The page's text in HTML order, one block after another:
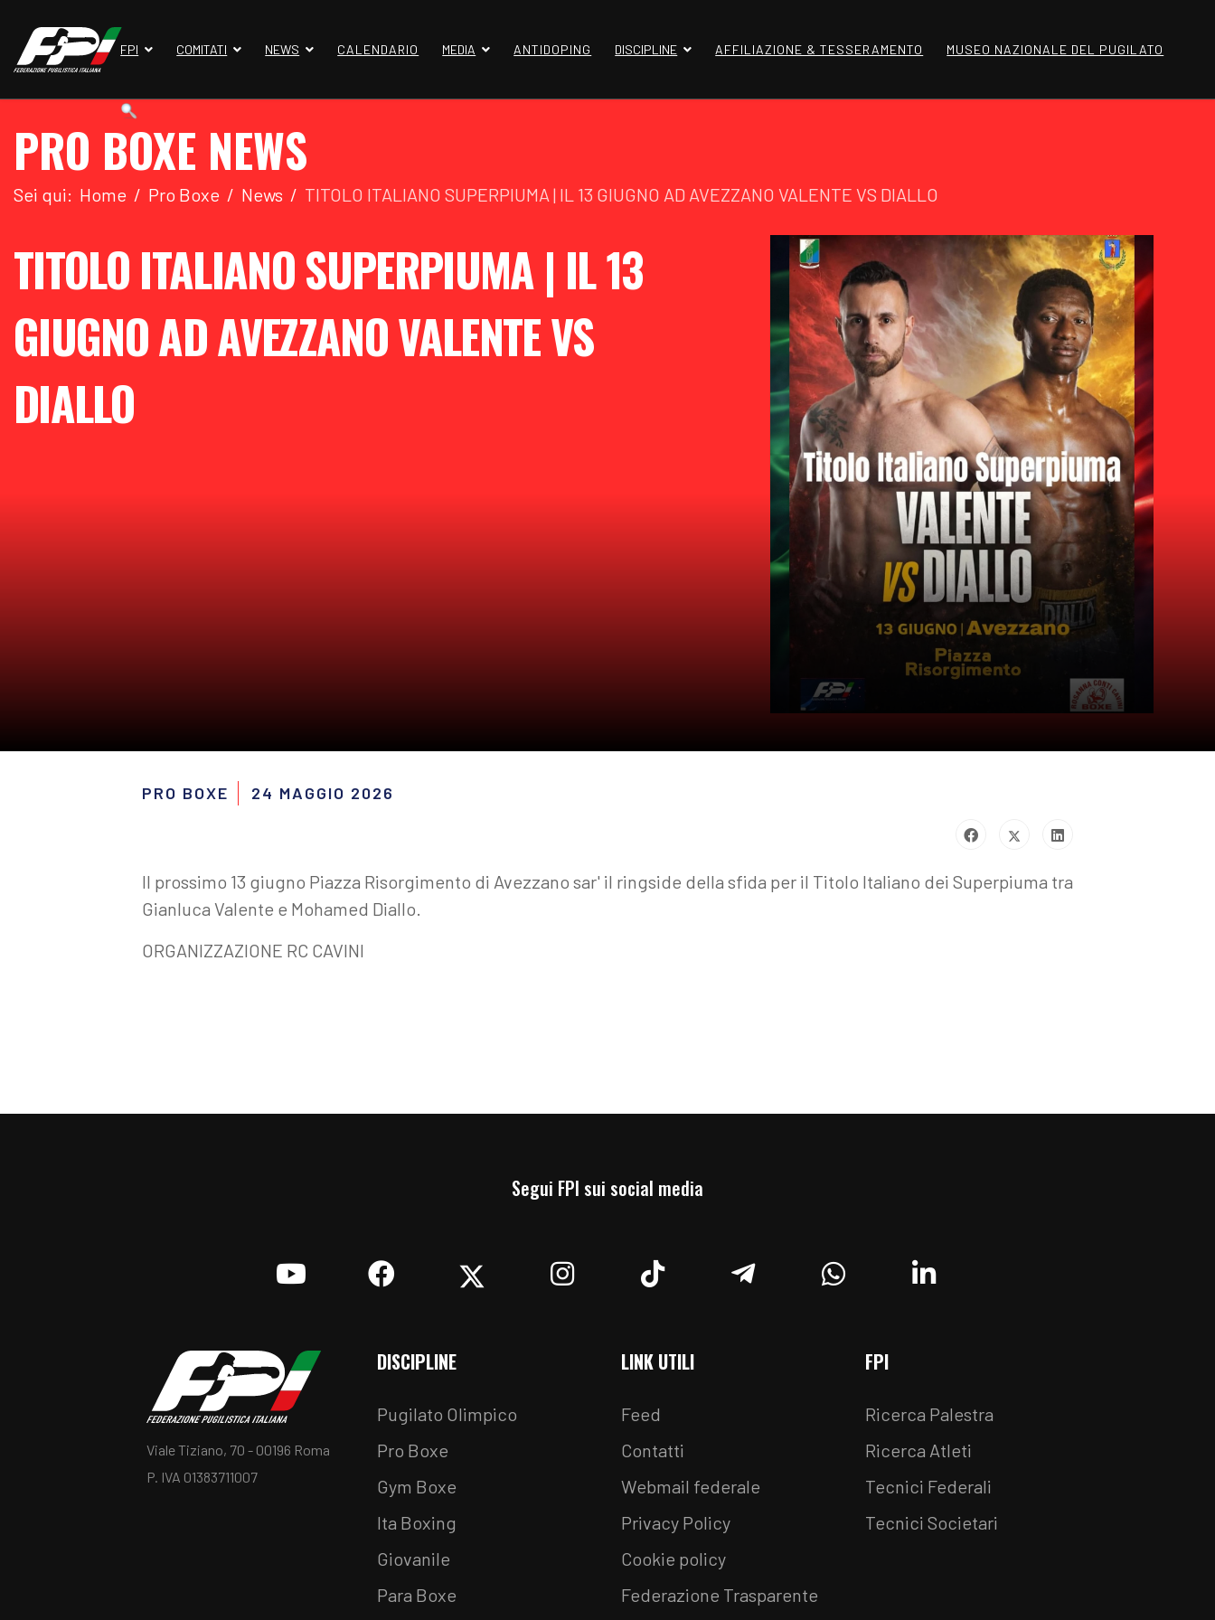
FPI COMITATI NEWS CALENDARIO MEDIA ANTIDOPING DISCIPLINE AFFILIAZIONE & TESSERAMENTO MUSEO NAZIONALE DEL PUGILATO
PRO BOXE NEWS
Sei qui: Home Pro Boxe News TITOLO ITALIANO SUPERPIUMA | IL 13 GIUGNO AD AVEZZANO VALENTE VS DIALLO
TITOLO ITALIANO SUPERPIUMA | IL 13
GIUGNO AD AVEZZANO VALENTE VS
DIALLO
PRO BOXE 24 MAGGIO 2026
Il prossimo 13 giugno Piazza Risorgimento di Avezzano sar' il ringside della sfida per il Titolo Italiano dei Superpiuma tra
Gianluca Valente e Mohamed Diallo.
ORGANIZZAZIONE RC CAVINI
Segui FPI sui social media
Viale Tiziano, 70 - 00196 Roma
P. IVA 01383711007
DISCIPLINE
Pugilato Olimpico
Pro Boxe
Gym Boxe
Ita Boxing
Giovanile
Para Boxe
LINK UTILI
Feed
Contatti
Webmail federale
Privacy Policy
Cookie policy
Federazione Trasparente
FPI
Ricerca Palestra
Ricerca Atleti
Tecnici Federali
Tecnici Societari